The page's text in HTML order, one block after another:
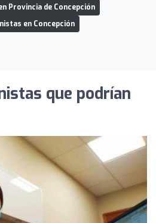
Provincia de Concepción
en Concepción
que podrían